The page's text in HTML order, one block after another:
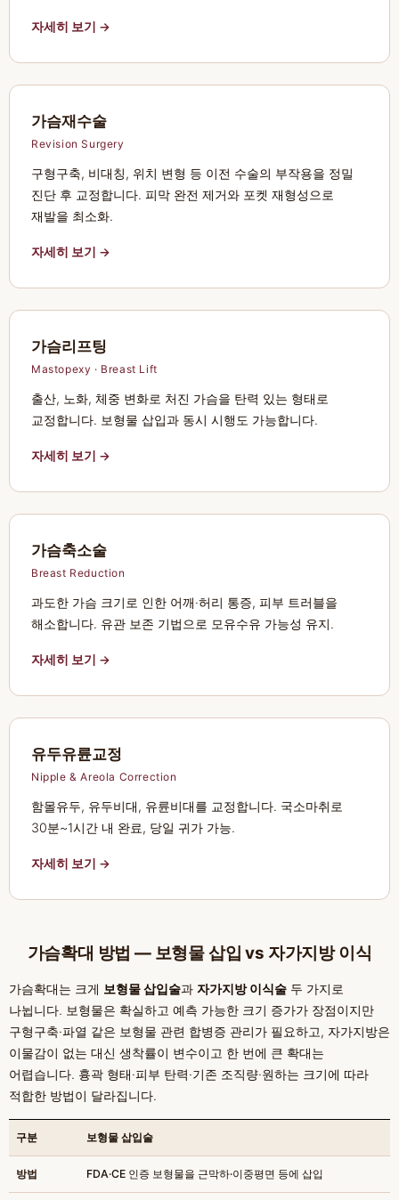
자세히 보기 →
가슴재수술
Revision Surgery
구형구축, 비대칭, 위치 변형 등 이전 수술의 부작용을 정밀
진단 후 교정합니다. 피막 완전 제거와 포켓 재형성으로
재발을 최소화.
자세히 보기 →
가슴리프팅
Mastopexy · Breast Lift
출산, 노화, 체중 변화로 처진 가슴을 탄력 있는 형태로
교정합니다. 보형물 삽입과 동시 시행도 가능합니다.
자세히 보기 →
가슴축소술
Breast Reduction
과도한 가슴 크기로 인한 어깨·허리 통증, 피부 트러블을
해소합니다. 유관 보존 기법으로 모유수유 가능성 유지.
자세히 보기 →
유두유륜교정
Nipple & Areola Correction
함몰유두, 유두비대, 유륜비대를 교정합니다. 국소마취로
30분~1시간 내 완료, 당일 귀가 가능.
자세히 보기 →
가슴확대 방법 — 보형물 삽입 vs 자가지방 이식
가슴확대는 크게 보형물 삽입술과 자가지방 이식술 두 가지로
나뉩니다. 보형물은 확실하고 예측 가능한 크기 증가가 장점이지만
구형구축·파열 같은 보형물 관련 합병증 관리가 필요하고, 자가지방은
이물감이 없는 대신 생착률이 변수이고 한 번에 큰 확대는
어렵습니다. 흉곽 형태·피부 탄력·기존 조직량·원하는 크기에 따라
적합한 방법이 달라집니다.
구분 보형물 삽입술
방법 FDA·CE 인증 보형물을 근막하·이중평면 등에 삽입